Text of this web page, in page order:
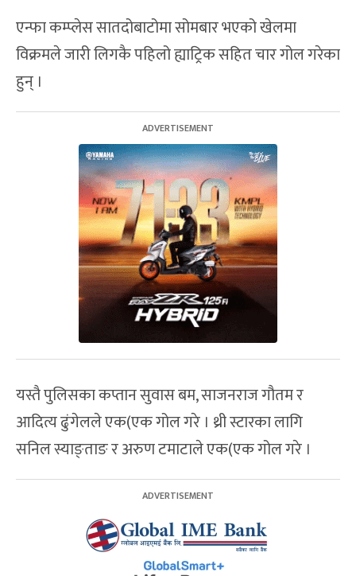
एन्फा कम्प्लेस सातदोबाटोमा सोमबार भएको खेलमा
विक्रमले जारी लिगकै पहिलो ह्याट्रिक सहित चार गोल गरेका
हुन् ।
यस्तै पुलिसका कप्तान सुवास बम, साजनराज गौतम र
आदित्य ढुंगेलले एक(एक गोल गरे । थ्री स्टारका लागि
सनिल स्याङ्ताङ र अरुण टमाटाले एक(एक गोल गरे ।